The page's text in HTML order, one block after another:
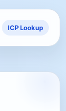
ICP Lookup